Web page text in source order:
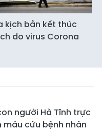
kịch bản kết thúc
do virus Corona
người Hà Tĩnh trực
máu cứu bệnh nhân